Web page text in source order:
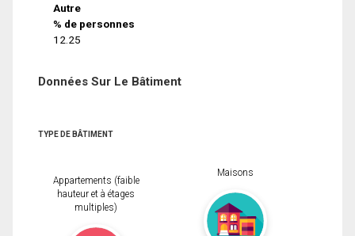
Autre
% de personnes
12.25
Données Sur Le Bâtiment
TYPE DE BÂTIMENT
Appartements (faible
hauteur et à étages
multiples)
Maisons